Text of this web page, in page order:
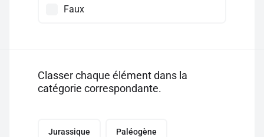
Faux
Classer chaque élément dans la
catégorie correspondante.
Jurassique Paléogène